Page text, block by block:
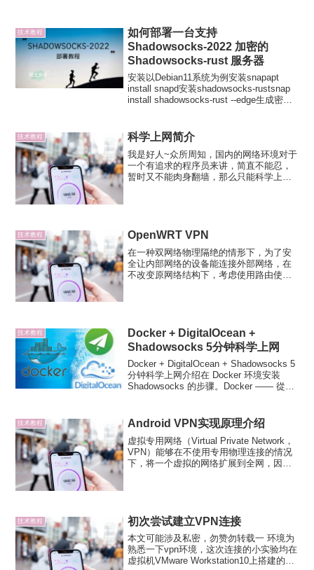
技术教程
如何部署一台支持
Shadowsocks-2022 加密的
Shadowsocks-rust 服务器
安装以Debian11系统为例安装snapapt
install snapd安装shadowsocks-rustsnap
install shadowsocks-rust --edge生成密码
技术教程 科学上网简介
我是好人~众所周知，国内的网络环境对于
一个有追求的程序员来讲，简直不能忍，
暂时又不能肉身翻墙，那么只能科学上网
技术教程 OpenWRT VPN
在一种双网络物理隔绝的情形下，为了安
全让内部网络的设备能连接外部网络，在
不改变原网络结构下，考虑使用路由使用
技术教程
Docker + DigitalOcean +
Shadowsocks 5分钟科学上网
Docker + DigitalOcean + Shadowsocks 5
分钟科学上网介绍在 Docker 环境安装
Shadowsocks 的步骤。Docker —— 從入
技术教程 Android VPN实现原理介绍
虚拟专用网络（Virtual Private Network，
VPN）能够在不使用专用物理连接的情况
下，将一个虚拟的网络扩展到全网，因此
技术教程 初次尝试建立VPN连接
本文可能涉及私密，勿赞勿转载一 环境为
熟悉一下vpn环境，这次连接的小实验均在
虚拟机VMware Workstation10上搭建的环